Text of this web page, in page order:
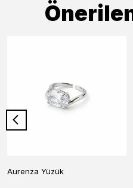
Aurenza Yüzük